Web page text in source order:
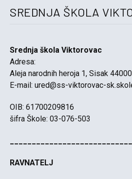
SREDNJA ŠKOLA
Srednja škola Viktorovac
Adresa:
Aleja narodnih heroja 1, Sisak 44000
E-mail: ured@ss-viktorovac-
OIB: 61700209816
šifra Škole: 03-076-503
RAVNATELJ